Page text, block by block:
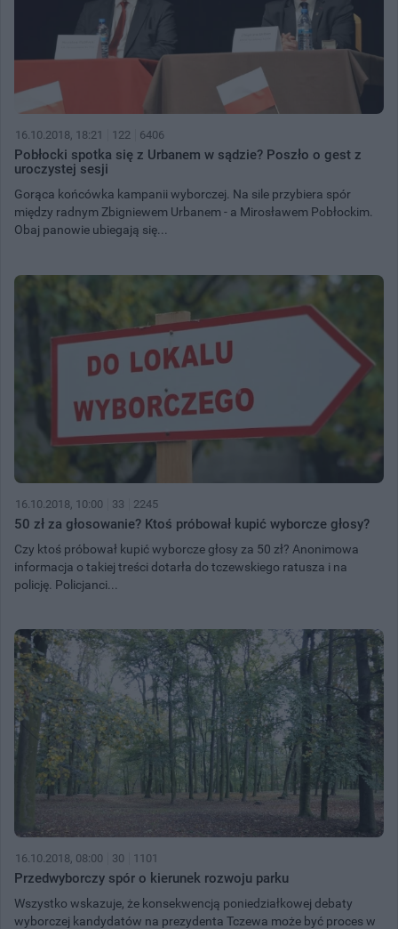
16.10.2018, 18:21 122 6406
Pobłocki spotka się z Urbanem w sądzie? Poszło o gest z
uroczystej sesji
Gorąca końcówka kampanii wyborczej. Na sile przybiera spór
między radnym Zbigniewem Urbanem - a Mirosławem Pobłockim.
Obaj panowie ubiegają się...
16.10.2018, 10:00 33 2245
50 zł za głosowanie? Ktoś próbował kupić wyborcze głosy?
Czy ktoś próbował kupić wyborcze głosy za 50 zł? Anonimowa
informacja o takiej treści dotarła do tczewskiego ratusza i na
policję. Policjanci...
16.10.2018, 08:00 30 1101
Przedwyborczy spór o kierunek rozwoju parku
Wszystko wskazuje, że konsekwencją poniedziałkowej debaty
wyborczej kandydatów na prezydenta Tczewa może być proces w